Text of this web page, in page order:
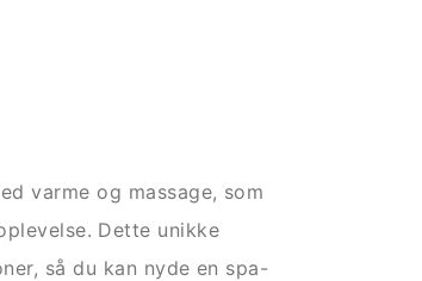
varme og massage, som
Dette unikke
så du kan nyde en spa-